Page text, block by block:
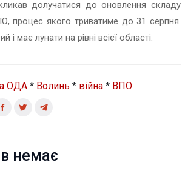
долучатися до оновлення складу
процес якого триватиме до 31 серпня.
і має лунати на рівні всієї області.
ОДА * Волинь * війна * ВПО
немає